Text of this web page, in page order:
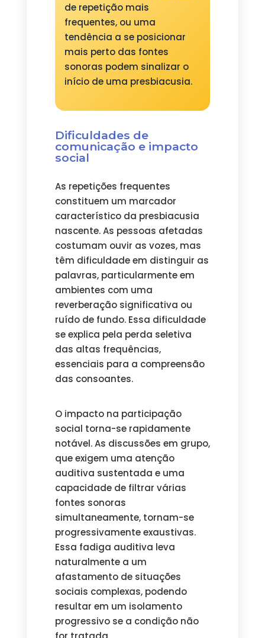
de repetição mais
frequentes, ou uma
tendência a se posicionar
mais perto das fontes
sonoras podem sinalizar o
início de uma presbiacusia.
Dificuldades de
comunicação e impacto
social
As repetições frequentes
constituem um marcador
característico da presbiacusia
nascente. As pessoas afetadas
costumam ouvir as vozes, mas
têm dificuldade em distinguir as
palavras, particularmente em
ambientes com uma
reverberação significativa ou
ruído de fundo. Essa dificuldade
se explica pela perda seletiva
das altas frequências,
essenciais para a compreensão
das consoantes.
O impacto na participação
social torna-se rapidamente
notável. As discussões em grupo,
que exigem uma atenção
auditiva sustentada e uma
capacidade de filtrar várias
fontes sonoras
simultaneamente, tornam-se
progressivamente exaustivas.
Essa fadiga auditiva leva
naturalmente a um
afastamento de situações
sociais complexas, podendo
resultar em um isolamento
progressivo se a condição não